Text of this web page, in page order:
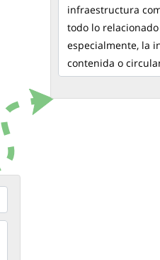
infraestructura
todo lo
especialmente, la
contenida o